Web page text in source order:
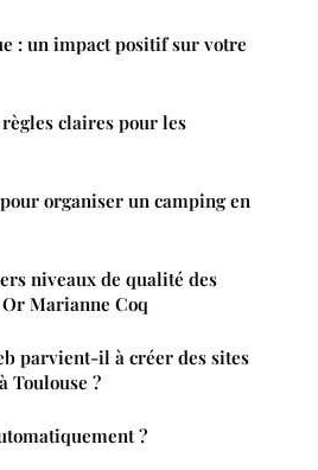
: un impact positif sur votre
claires pour les
organiser un camping en
niveaux de qualité des
Marianne Coq
parvient-il à créer des sites
Toulouse ?
?